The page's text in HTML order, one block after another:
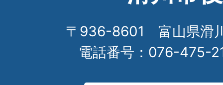
〒936-8601 富山県滑
電話番号：076-475-